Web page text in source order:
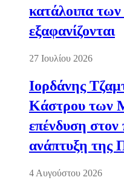
κατάλοιπα
εξαφανίζονται
27 Ιουλίου 2026
Ιορδάνης
Κάστρου των
επένδυση στον
ανάπτυξη της
4 Αυγούστου 2026